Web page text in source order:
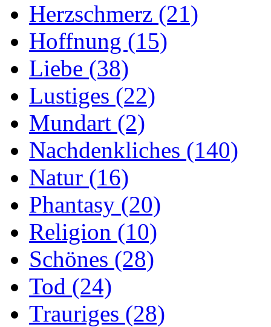
Herzschmerz (21)
Hoffnung (15)
Liebe (38)
Lustiges (22)
Mundart (2)
Nachdenkliches (140)
Natur (16)
Phantasy (20)
Religion (10)
Schönes (28)
Tod (24)
Trauriges (28)